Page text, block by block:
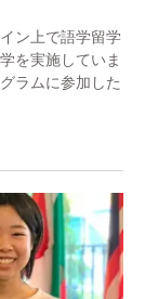
ン上で語学留学
を実施していま
ラムに参加した